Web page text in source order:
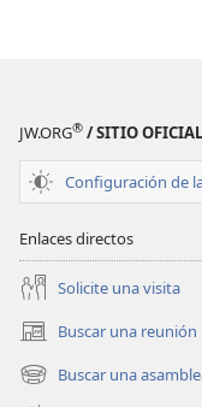
JW.ORG® / SITIO OFICIAL
Configuración de
Enlaces directos
Solicite una visita
Buscar una reunión
(abre
una
nueva
Buscar una
(abre